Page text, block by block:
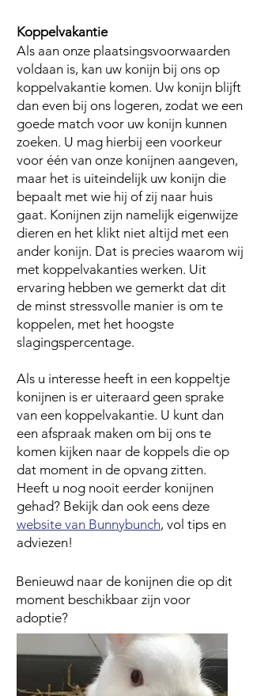
Koppelvakantie
Als aan onze plaatsingsvoorwaarden
voldaan is, kan uw konijn bij ons op
koppelvakantie komen. Uw konijn blijft
dan even bij ons logeren, zodat we een
goede match voor uw konijn kunnen
zoeken. U mag hierbij een voorkeur
voor één van onze konijnen aangeven,
maar het is uiteindelijk uw konijn die
bepaalt met wie hij of zij naar huis
gaat. Konijnen zijn namelijk eigenwijze
dieren en het klikt niet altijd met een
ander konijn. Dat is precies waarom wij
met koppelvakanties werken. Uit
ervaring hebben we gemerkt dat dit
de minst stressvolle manier is om te
koppelen, met het hoogste
slagingspercentage.
Als u interesse heeft in een koppeltje
konijnen is er uiteraard geen sprake
van een koppelvakantie. U kunt dan
een afspraak maken om bij ons te
komen kijken naar de koppels die op
dat moment in de opvang zitten.
Heeft u nog nooit eerder konijnen
gehad? Bekijk dan ook eens deze
website van Bunnybunch, vol tips en
adviezen!
Benieuwd naar de konijnen die op dit
moment beschikbaar zijn voor
adoptie?